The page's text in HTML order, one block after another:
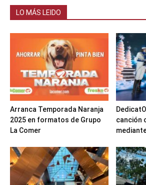
LO MÁS LEIDO
Arranca Temporada Naranja
2025 en formatos de Grupo
La Comer
canción